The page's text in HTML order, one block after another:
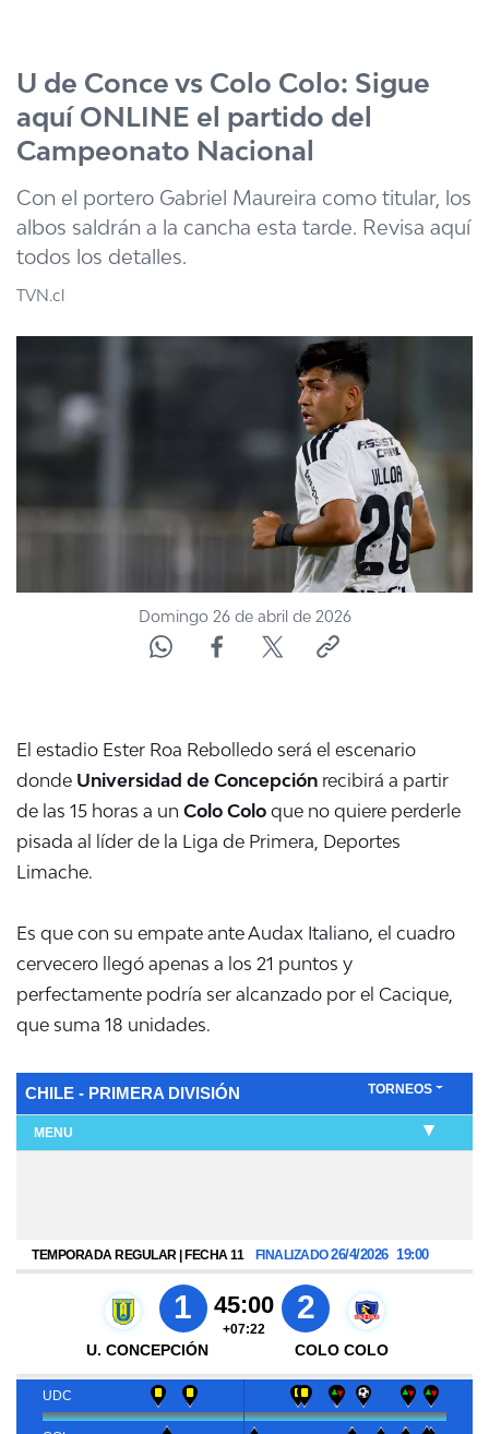
U de Conce vs Colo Colo: Sigue
aquí ONLINE el partido del
Campeonato Nacional
Con el portero Gabriel Maureira como titular, los
albos saldrán a la cancha esta tarde. Revisa aquí
todos los detalles.
TVN.cl
Domingo 26 de abril de 2026
El estadio Ester Roa Rebolledo será el escenario
donde Universidad de Concepción recibirá a partir
de las 15 horas a un Colo Colo que no quiere perderle
pisada al líder de la Liga de Primera, Deportes
Limache.
Es que con su empate ante Audax Italiano, el cuadro
cervecero llegó apenas a los 21 puntos y
perfectamente podría ser alcanzado por el Cacique,
que suma 18 unidades.